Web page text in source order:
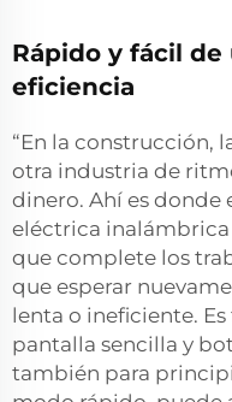
Rápido y fácil de
eficiencia
“En la construcción,
otra industria de
dinero. Ahí es donde
eléctrica
que complete los
que esperar
lenta o ineficiente.
pantalla sencilla y
también para